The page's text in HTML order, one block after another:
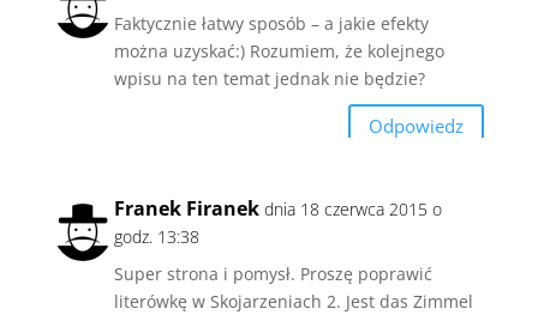
Faktycznie łatwy sposób – a jakie efekty
można uzyskać:) Rozumiem, że kolejnego
wpisu na ten temat jednak nie będzie?
Odpowiedz
Franek Firanek dnia 18 czerwca 2015 o
godz. 13:38
Super strona i pomysł. Proszę poprawić
literówkę w Skojarzeniach 2. Jest das Zimmel